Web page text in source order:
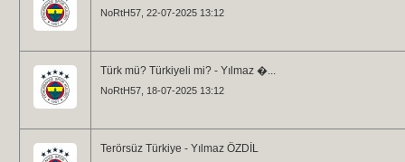
NoRtH57 , 22-07-2025 13:12
Türk mü? Türkiyeli mi? - Yılmaz �...
NoRtH57 , 18-07-2025 13:12
Terörsüz Türkiye - Yılmaz ÖZDİL